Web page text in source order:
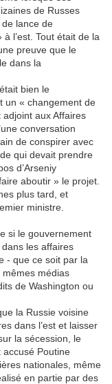
de Russes
lance de
l’est. Tout était de la
preuve que le
dans la
bien le
un « changement de
adjoint aux Affaires
conversation
de conspirer avec
qui devait prendre
d’Arseniy
aboutir » le projet.
plus tard, et
ministre.
si le gouvernement
les affaires
- que ce soit par la
mêmes médias
de Washington ou
la Russie voisine
dans l’est et laisser
la sécession, le
Poutine
nationales, même
en partie par des